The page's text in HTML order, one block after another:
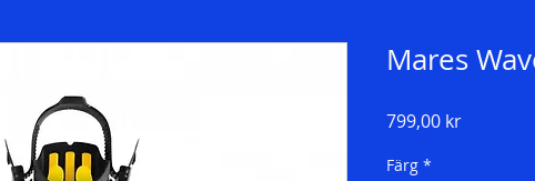
Mares
799,00 krPris
Färg *